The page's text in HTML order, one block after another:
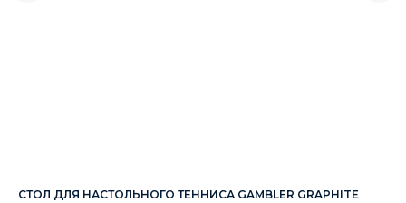
СТОЛ ДЛЯ НАСТОЛЬНОГО ТЕННИСА GAMBLER GRAPHITE